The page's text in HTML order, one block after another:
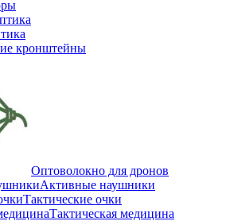
кронштейны
Оптоволокно для дронов
Активные наушники
Тактические очки
Тактическая медицина